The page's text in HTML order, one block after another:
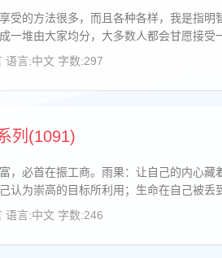
受的方法很多，而且各种各样，我是指
一堆由大家均分，大多数人都会甘愿接受
语言:中文 字数:297
列(1091)
，必首在振工商。雨果：让自己的内心
认为崇高的目标所利用；生命在自己被丢
语言:中文 字数:246